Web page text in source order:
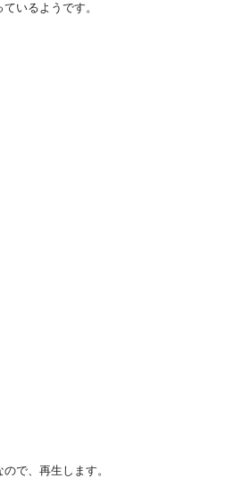
いるようです。
で、再生します。